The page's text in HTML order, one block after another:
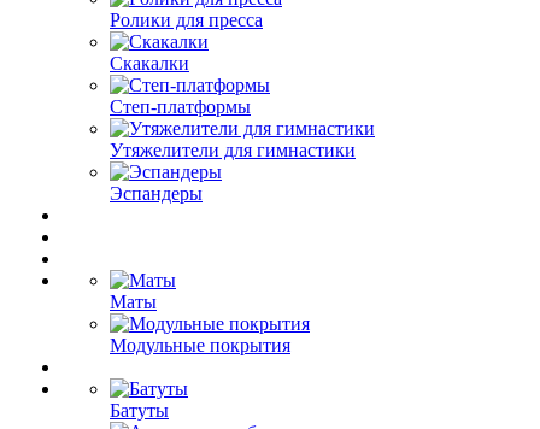
Ролики для пресса
Скакалки
Степ-платформы
Утяжелители для гимнастики
Эспандеры
Маты
Модульные покрытия
Батуты